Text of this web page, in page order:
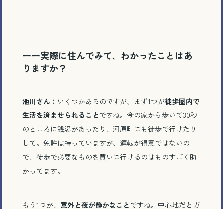
ーー実際に住んでみて、わかったことはあ
りますか？
池川さん： いくつかあるのですが、まず1つが徒歩圏内で
生活を済ませられること ですね。今の家から歩いて30秒
のところに銭湯があったり、河原町にも徒歩で行けたり
して。免許は持っていますが、運転が得意ではないの
で、徒歩で必要なものを買いに行けるのはものすごく助
かってます。
もう 1つが、 意外と夜が静かなこと ですね。中心地だとガ